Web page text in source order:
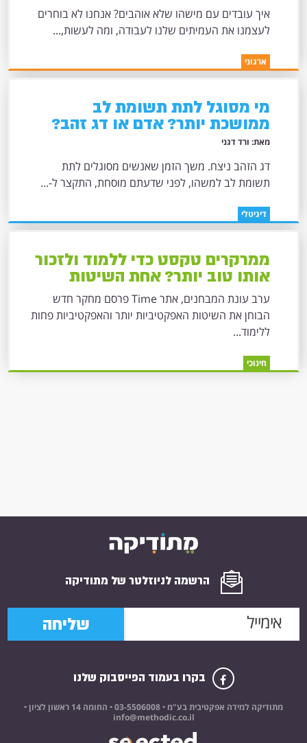
איך עובדים עם מישהו שלא אוהבים? אנחנו לא בוחרים
לעצמנו את העמיתים שלנו לעבודה, ומה לעשות,...
ארגוני
מי מסוגל לתת תשומת לב
ממושכת יותר? אדם או דג זהב?
מאת: ורד דגני
דג הזהב ניצח. משך הזמן שאנשים מסוגלים לתת
תשומת לב למשהו, לפני שדעתם מוסחת, התקצר ל-...
דיגיטלי
ממרקרים טקסט כדי ללמוד ולזכור
אותו טוב יותר? אחת השיטות
הפחות אפקטיביות ללמידה
ערב עונת המבחנים, אתר Time פרסם מחקר חדש
הבוחן את השיטות האפקטיביות יותר והאפקטיביות פחות
ללימוד...
חינוכי
הרשמה לניוזלטר של מתודיקה
שליחה
בקרו בעמוד הפייסבוק שלנו
מתודיקה למידה אפקטיבית בע"מ •03-5506008• החומה 14 ראשון לציון •
info@methodic.co.il